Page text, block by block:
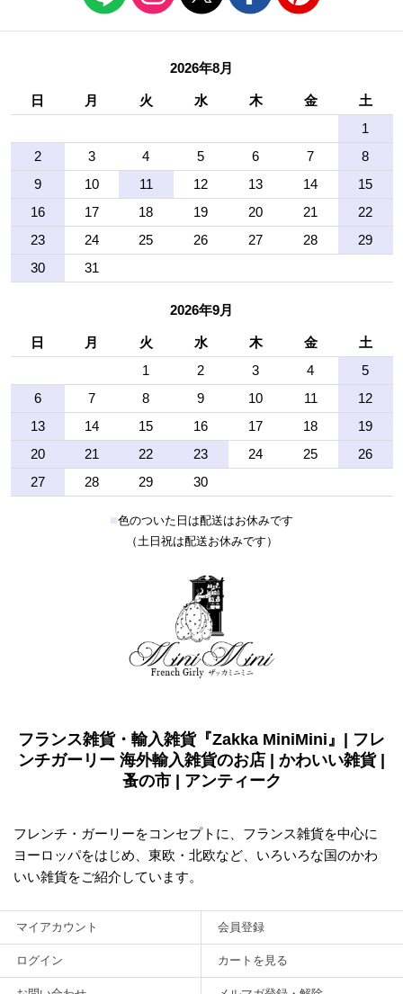
2026年8月
日 月 火 水 木 金
土
1
2
3 4 5 6 7
8
9
10 11 12 13 14
15
16
17 18 19 20 21
22
23
24 25 26 27 28
29
30
31
2026年9月
日 月 火 水 木 金
土
1
2 3 4
5
6
7 8 9 10 11
12
13
14 15 16 17 18
19
20
21 22 23 24 25
26
27
28 29 30
■色のついた日は配送はお休みです
（土日祝は配送お休みです）
フランス雑貨・輸入雑貨『Zakka MiniMini』| フレ
ンチガーリー 海外輸入雑貨のお店 | かわいい雑貨 |
蚤の市 | アンティーク
フレンチ・ガーリーをコンセプトに、フランス雑貨を中心に
ヨーロッパをはじめ、東欧・北欧など、いろいろな国のかわ
いい雑貨をご紹介しています。
マイアカウント 会員登録
ログイン カートを見る